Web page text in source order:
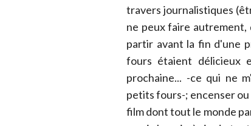
travers journalistiques
ne peux faire
partir avant la fin d'une
fours étaient délicieux
prochaine... -ce qui ne
petits fours-; encenser ou
film dont tout le monde